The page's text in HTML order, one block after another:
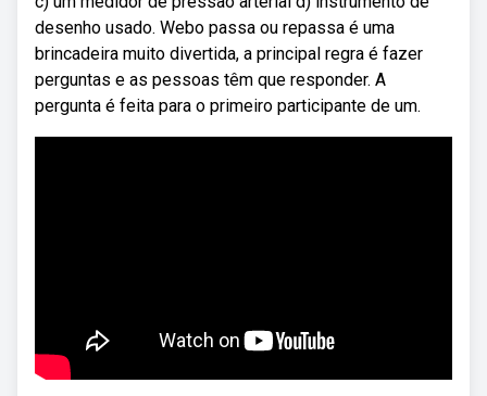
desenho usado. Webo passa ou repassa é uma
brincadeira muito divertida, a principal regra é fazer
perguntas e as pessoas têm que responder. A
pergunta é feita para o primeiro participante de um.